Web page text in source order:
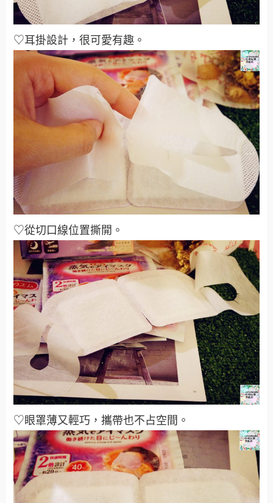
♡耳掛設計，很可愛有趣。
♡從切口線位置撕開。
♡眼罩薄又輕巧，攜帶也不占空間。